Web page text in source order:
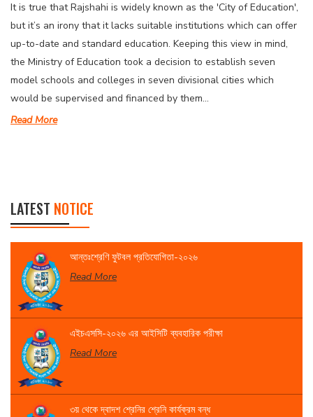
It is true that Rajshahi is widely known as the 'City of Education',
but it’s an irony that it lacks suitable institutions which can offer
up-to-date and standard education. Keeping this view in mind,
the Ministry of Education took a decision to establish seven
model schools and colleges in seven divisional cities which
would be supervised and financed by them...
Read More
LATEST NOTICE
আন্তঃশ্রেণি ফুটবল প্রতিযোগিতা-২০২৬
Read More
এইচএসসি-২০২৬ এর আইসিটি ব্যবহারিক পরীক্ষা
Read More
৩য় থেকে দ্বাদশ শ্রেনির শ্রেনি কার্যক্রম বন্ধ